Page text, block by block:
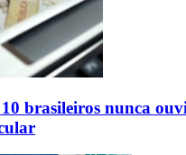
brasileiros nunca